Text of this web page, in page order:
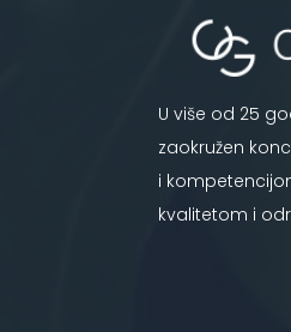
U više od 25
zaokružen
i
kvalitetom i